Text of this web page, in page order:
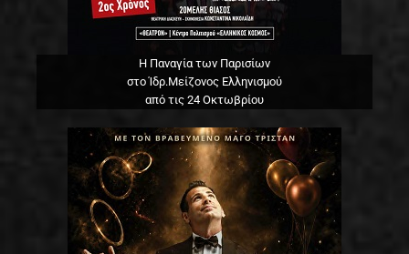
Η Παναγία των Παρισίων
στο Ίδρ.Μείζονος Ελληνισμού
από τις 24 Οκτωβρίου